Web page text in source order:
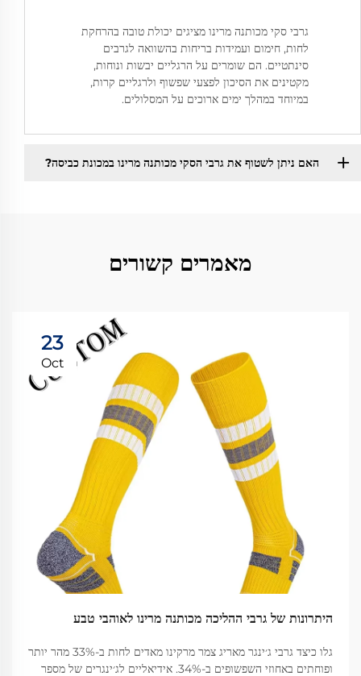
גרבי סקי מכותנה מרינו מציגים יכולת טובה בהרחקת
לחות, חימום ועמידות בריחות בהשוואה לגרבים
סינתטיים. הם שומרים על הרגליים יבשות ונוחות,
מקטינים את הסיכון לפצעי שפשוף ולרגליים קרות,
במיוחד במהלך ימים ארוכים על המסלולים.
האם ניתן לשטוף את גרבי הסקי מכותנה מרינו במכונת כביסה?
מאמרים קשורים
23
Oct
היתרונות של גרבי ההליכה מכותנה מרינו לאוהבי טבע
גלו כיצד גרבי ג׳ינגר מאריג צמר מרקינו מאדים לחות ב-33% מהר יותר
ופוחתים באחוזי השפשופים ב-34%. אידיאליים לג׳ינגרים של מספר